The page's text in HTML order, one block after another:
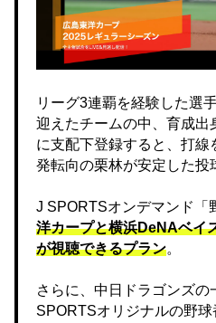
リーグ3連覇を経験した選
迎えたチームの中、育成出
に支配下登録すると、打
発転向の栗林が安定した投
J SPORTSオンデマンド「
洋カープと横浜DeNAベイ
が視聴できるプラン。
さらに、中日ドラゴンズの
SPORTSオリジナルの野球